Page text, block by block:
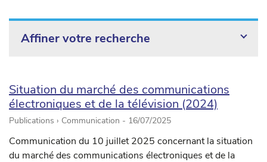
Affiner votre recherche
Situation du marché des communications
électroniques et de la télévision (2024)
Publications › Communication - 16/07/2025
Communication du 10 juillet 2025 concernant la situation
du marché des communications électroniques et de la